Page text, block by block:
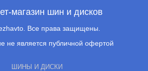
магазин шин и дисков
Все права защищены.
не является публичной офертой
ШИНЫ И ДИСКИ